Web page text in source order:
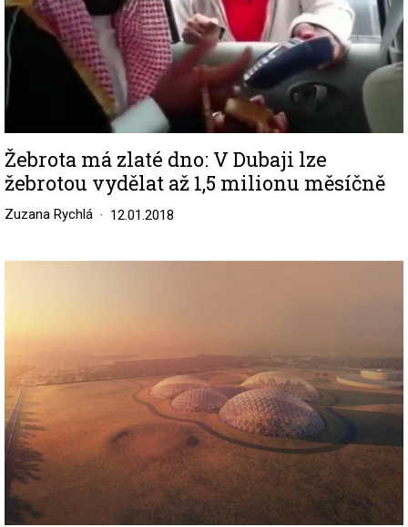
Žebrota má zlaté dno: V Dubaji lze
žebrotou vydělat až 1,5 milionu měsíčně
Zuzana Rychlá 12.01.2018